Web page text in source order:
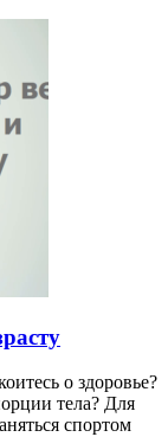
о здоровье?
тела? Для
спортом